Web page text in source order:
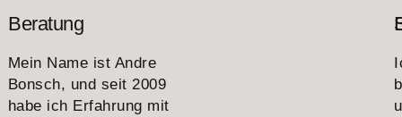
Beratung
Mein Name ist Andre
Bonsch, und seit 2009
habe ich Erfahrung mit